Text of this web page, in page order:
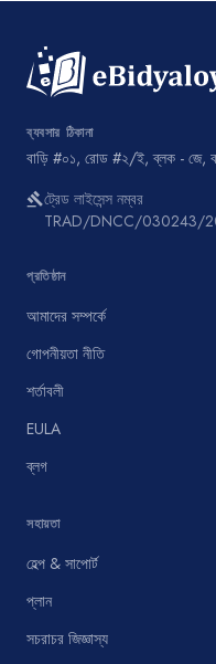
ব্যবসার ঠিকানা
বাড়ি #০১, রোড #২/ই, ব্লক - জে,
gavelট্রেড লাইসেন্স নম্বর
TRAD/DNCC/030243/
প্রতিষ্ঠান
আমাদের সম্পর্কে
গোপনীয়তা নীতি
শর্তাবলী
EULA
ব্লগ
সহায়তা
হেল্প & সাপোর্ট
প্লান
সচরাচর জিজ্ঞাস্য